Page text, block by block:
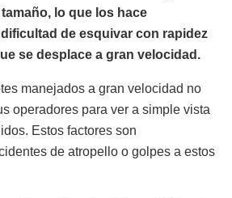
lo que los hace
de esquivar con rapidez
se desplace a gran velocidad.
manejados a gran velocidad no
operadores para ver a simple vista
Estos factores son
de atropello o golpes a estos